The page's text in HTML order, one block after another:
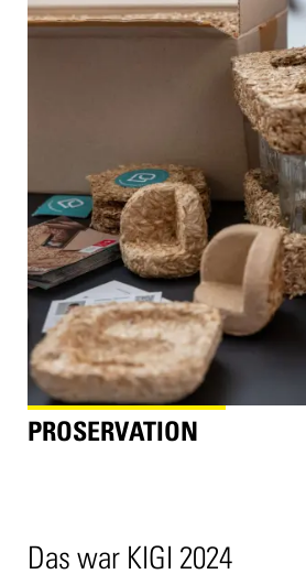
PROSERVATION
PROSERVATION
Schutzverpackungen aus
Alternative zu Styropor.
KONGRESS BW
Investoren und knüpfte eine
Das war KIGI 2024